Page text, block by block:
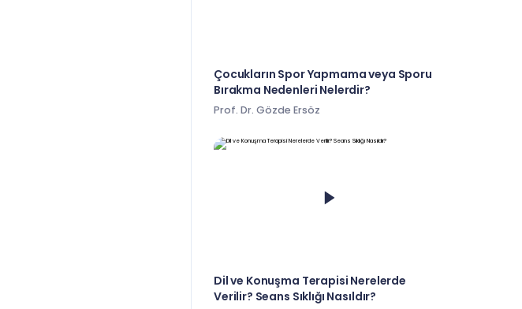
Çocukların Spor Yapmama veya Sporu
Bırakma Nedenleri Nelerdir?
Prof. Dr. Gözde Ersöz
Dil ve Konuşma Terapisi Nerelerde
Verilir? Seans Sıklığı Nasıldır?